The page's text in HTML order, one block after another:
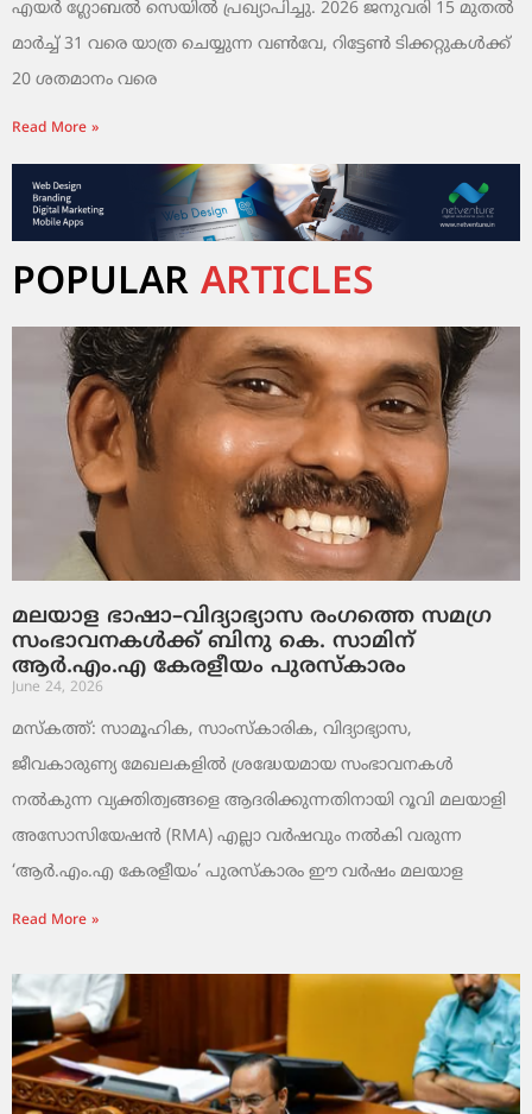
എയർ ഗ്ലോബൽ സെയിൽ പ്രഖ്യാപിച്ചു. 2026 ജനുവരി 15 മുതൽ
മാർച്ച് 31 വരെ യാത്ര ചെയ്യുന്ന വൺവേ, റിട്ടേൺ ടിക്കറ്റുകൾക്ക്
20 ശതമാനം വരെ
Read More »
POPULAR ARTICLES
മലയാള ഭാഷാ–വിദ്യാഭ്യാസ രംഗത്തെ സമഗ്ര
സംഭാവനകൾക്ക് ബിനു കെ. സാമിന്
ആർ.എം.എ കേരളീയം പുരസ്‌കാരം
June 24, 2026
മസ്കത്ത്: സാമൂഹിക, സാംസ്‌കാരിക, വിദ്യാഭ്യാസ,
ജീവകാരുണ്യ മേഖലകളിൽ ശ്രദ്ധേയമായ സംഭാവനകൾ
നൽകുന്ന വ്യക്തിത്വങ്ങളെ ആദരിക്കുന്നതിനായി റൂവി മലയാളി
അസോസിയേഷൻ (RMA) എല്ലാ വർഷവും നൽകി വരുന്ന
‘ആർ.എം.എ കേരളീയം’ പുരസ്‌കാരം ഈ വർഷം മലയാള
Read More »